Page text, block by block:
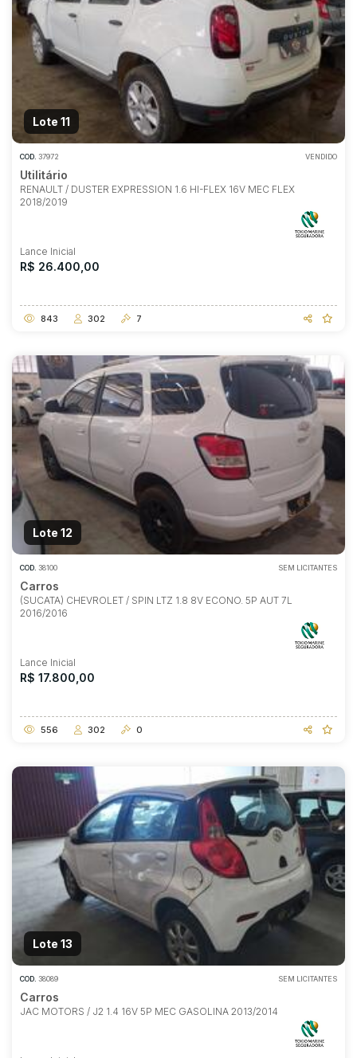
Habilite-se para efetuar lances ou
propostas
Lote 11
COD. 37972 VENDIDO
Utilitário
RENAULT / DUSTER EXPRESSION 1.6 HI-FLEX 16V MEC FLEX
2018/2019
Lance Inicial
R$ 26.400,00
843 302 7
Lote 12
COD. 38100 SEM LICITANTES
Carros
(SUCATA) CHEVROLET / SPIN LTZ 1.8 8V ECONO. 5P AUT 7L
2016/2016
Lance Inicial
R$ 17.800,00
556 302 0
Lote 13
COD. 38089 SEM LICITANTES
Carros
JAC MOTORS / J2 1.4 16V 5P MEC GASOLINA 2013/2014